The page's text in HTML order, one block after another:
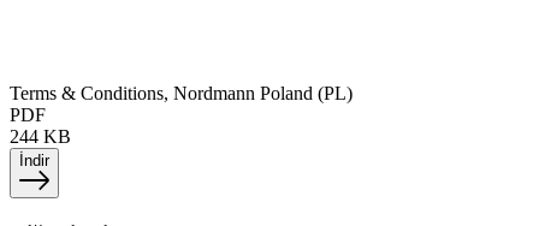
Terms & Conditions, Nordmann Poland (PL)
PDF
244 KB
İndir